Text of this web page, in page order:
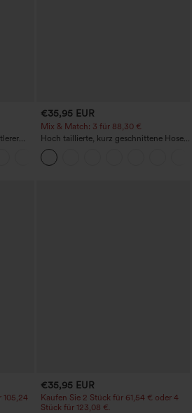
€35,95 EUR
Mix & Match: 3 für 88,30 €
Hoch taillierte, kurz geschnittene Hose
mit Reißverschlusstasche in Leinenoptik
105,24
€35,95 EUR
Kaufen Sie 2 Stück für 61,54 € oder 4
Stück für 123,08 €.